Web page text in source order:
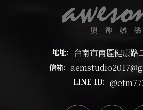
地址: 台南市南區健康路
信箱:
LINE ID: